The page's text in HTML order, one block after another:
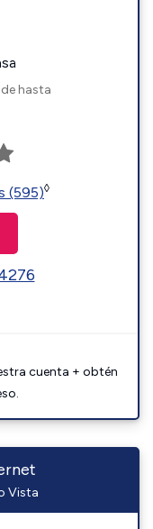
hasta
(595)◊
cuenta + obtén
Vista